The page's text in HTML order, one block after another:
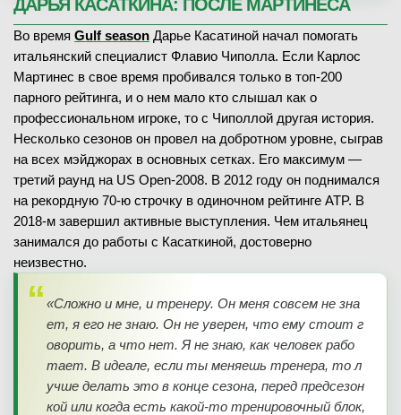
ДАРЬЯ КАСАТКИНА: ПОСЛЕ МАРТИНЕСА
Во время Gulf season Дарье Касатиной начал помогать
итальянский специалист Флавио Чиполла. Если Карлос
Мартинес в свое время пробивался только в топ-200
парного рейтинга, и о нем мало кто слышал как о
профессиональном игроке, то с Чиполлой другая история.
Несколько сезонов он провел на добротном уровне, сыграв
на всех мэйджорах в основных сетках. Его максимум —
третий раунд на US Open-2008. В 2012 году он поднимался
на рекордную 70-ю строчку в одиночном рейтинге ATP. В
2018-м завершил активные выступления. Чем итальянец
занимался до работы с Касаткиной, достоверно
неизвестно.
«Сложно и мне, и тренеру. Он меня совсем не зна
ет, я его не знаю. Он не уверен, что ему стоит г
оворить, а что нет. Я не знаю, как человек рабо
тает. В идеале, если ты меняешь тренера, то л
учше делать это в конце сезона, перед предсезон
кой или когда есть какой-то тренировочный блок,